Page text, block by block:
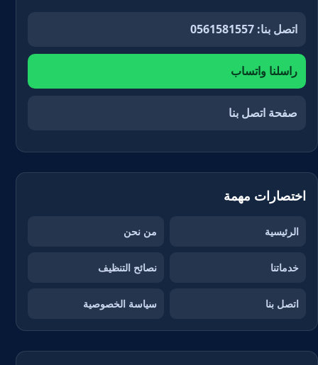
اتصل بنا: 0561581557
راسلنا واتساب
صفحة اتصل بنا
اختصارات مهمة
الرئيسية من نحن
خدماتنا نصائح التنظيف
اتصل بنا سياسة الخصوصية